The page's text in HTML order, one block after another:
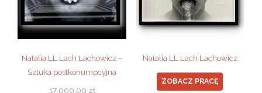
Natalia LL Lach Lachowicz –
Sztuka postkonumpcyjna
17 000,00 zł
Natalia LL Lach Lachowicz
ZOBACZ PRACĘ